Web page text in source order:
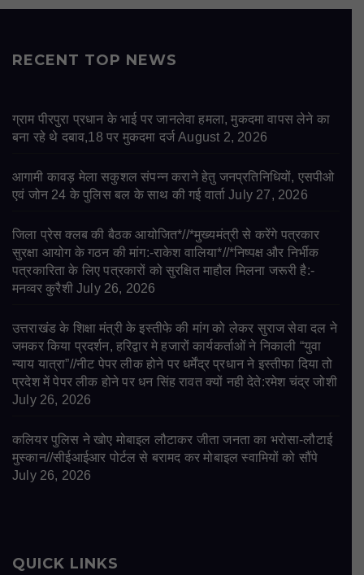
RECENT TOP NEWS
ग्राम पीरपुरा प्रधान के भाई पर जानलेवा हमला, मुकदमा वापस लेने का
बना रहे थे दबाव,18 पर मुकदमा दर्ज August 2, 2026
आगामी कावड़ मेला सकुशल संपन्न कराने हेतु जनप्रतिनिधियों, एसपीओ
एवं जोन 24 के पुलिस बल के साथ की गई वार्ता July 27, 2026
जिला प्रेस क्लब की बैठक आयोजित*//*मुख्यमंत्री से करेंगे पत्रकार
सुरक्षा आयोग के गठन की मांग:-राकेश वालिया*//*निष्पक्ष और निर्भीक
पत्रकारिता के लिए पत्रकारों को सुरक्षित माहौल मिलना जरूरी है:-
मनव्वर कुरैशी July 26, 2026
उत्तराखंड के शिक्षा मंत्री के इस्तीफे की मांग को लेकर सुराज सेवा दल ने
जमकर किया प्रदर्शन, हरिद्वार मे हजारों कार्यकर्ताओं ने निकाली “युवा
न्याय यात्रा”//नीट पेपर लीक होने पर धर्मेंद्र प्रधान ने इस्तीफा दिया तो
प्रदेश में पेपर लीक होने पर धन सिंह रावत क्यों नही देते:रमेश चंद्र जोशी
July 26, 2026
कलियर पुलिस ने खोए मोबाइल लौटाकर जीता जनता का भरोसा-लौटाई
मुस्कान//सीईआईआर पोर्टल से बरामद कर मोबाइल स्वामियों को सौंपे
July 26, 2026
QUICK LINKS